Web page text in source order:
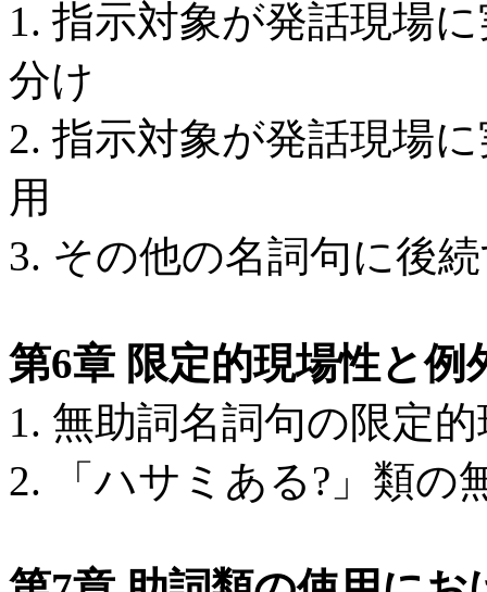
1. 指示対象が発話現場
分け
2. 指示対象が発話現場
用
3. その他の名詞句に後
第6章 限定的現場性と例
1. 無助詞名詞句の限定
2. 「ハサミある?」類の